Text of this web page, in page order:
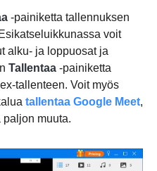
-painiketta tallennuksen
voit
alku- ja loppuosat ja
Tallentaa -painiketta
tallenteen. Voit myös
tallentaa Google Meet,
muuta.